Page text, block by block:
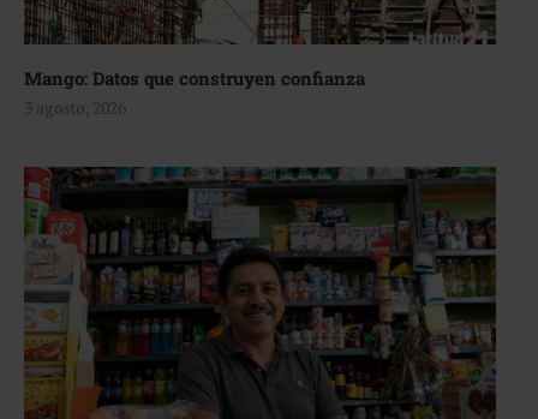
Mango: Datos que construyen confianza
3 agosto, 2026